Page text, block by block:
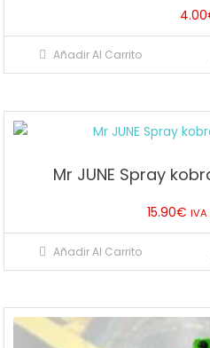
4.00
Añadir Al Carrito
Mr JUNE Spray
15.90€
Añadir Al Carrito